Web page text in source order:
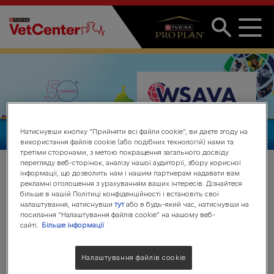
Перейти до основного вмісту
WSAVA Конгрес 2025
Приєднуйтесь до світової
ветеринарної спільноти на
Натиснувши кнопку "Прийняти всі файли cookie", ви даєте згоду на
використання файлів cookie (або подібних технологій) нами та
третіми сторонами, з метою покращення загального досвіду
перегляду веб-сторінок, аналізу нашої аудиторії, збору корисної
інформації, що дозволить нам і нашим партнерам надавати вам
рекламні оголошення з урахуванням ваших інтересів. Дізнайтеся
більше в нашій Політиці конфіденційності і встановіть свої
налаштування, натиснувшитутабо в будь-який час, натиснувши на
посилання "Налаштування файлів cookie" на нашому веб-
сайті.
Більше інформації
Налаштування файлів cookie